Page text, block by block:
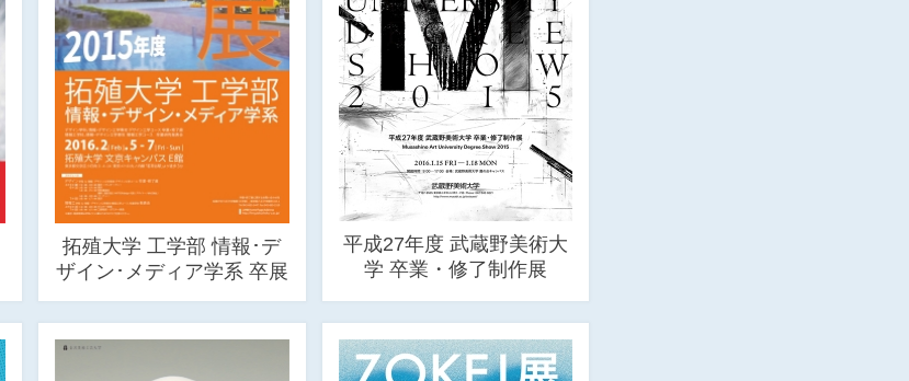
拓殖大学 工学部 情報･デ
ザイン･メディア学系 卒展
平成27年度 武蔵野美術大
学 卒業・修了制作展